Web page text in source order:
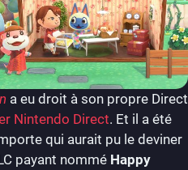
a eu droit à son propre Direct
Nintendo Direct. Et il a été
qui aurait pu le deviner
payant nommé Happy